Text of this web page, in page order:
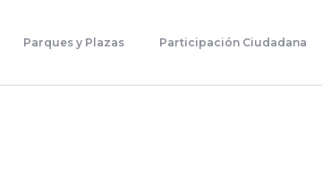
Parques y Plazas Participación Ciudadana
Y Plazas
Estratégica